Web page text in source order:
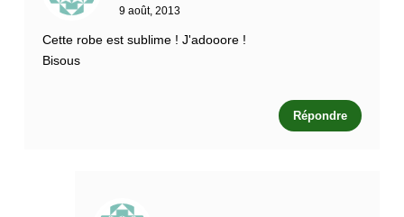
9 août, 2013
Cette robe est sublime ! J'adooore !
Bisous
Répondre